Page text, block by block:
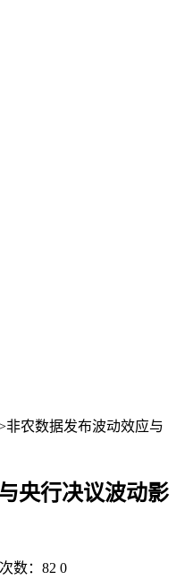
非农数据发布波动效应与
央行决议波动影
数：82 0